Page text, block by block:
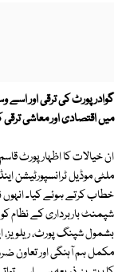
گوادر پورٹ کی ترقی اور
میں اقتصادی اور معاشی ترقی
ان خیالات کا اظہار پورٹ
ملٹی موڈیل ٹرانسپورٹیشن
خطاب کرتے ہوئے کیا۔ انہوں
شپمنٹ باربرداری کے نظام
بشمول شپنگ پورٹ، ریلویز،
مکمل ہم آہنگی اور تعاون